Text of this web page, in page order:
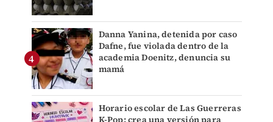
Danna Yanina, detenida por caso
Dafne, fue violada dentro de la
academia Doenitz, denuncia su
mamá
Horario escolar de Las Guerreras
K-Pop: crea una versión para